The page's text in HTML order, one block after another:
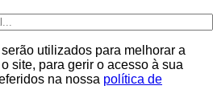
utilizados para melhorar a
site, para gerir o acesso à sua
na nossa política de